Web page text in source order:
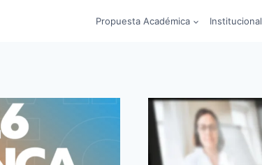
Propuesta Académica Institucional